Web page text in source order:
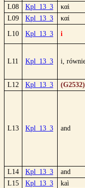
L08
Kpl_13_3 καὶ
L09
Kpl_13_3 καί
L10 Kpl_13_3 i
L11 Kpl_13_3 i,
L12
Kpl_13_3 (G2532)
L13 Kpl_13_3 and
L14 Kpl_13_3 and
L15
Kpl_13_3 kaì